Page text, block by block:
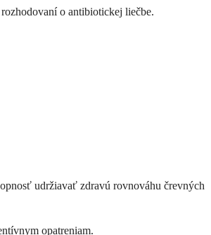
o antibiotickej liečbe.
udržiavať zdravú rovnováhu črevných
opatreniam.